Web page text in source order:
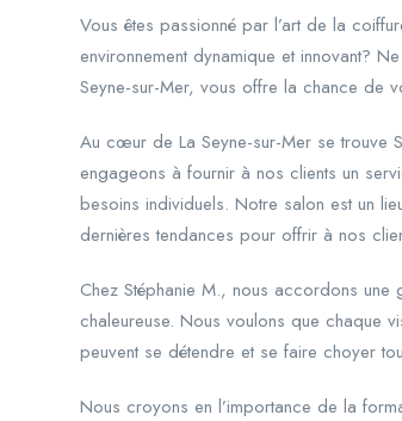
Vous êtes passionné par l’art de la
environnement dynamique et innovant?
Seyne-sur-Mer, vous offre la chance de
Au cœur de La Seyne-sur-Mer se trouve
engageons à fournir à nos clients un
besoins individuels. Notre salon est un
dernières tendances pour offrir à nos
Chez Stéphanie M., nous accordons
chaleureuse. Nous voulons que chaque
peuvent se détendre et se faire choyer
Nous croyons en l’importance de la